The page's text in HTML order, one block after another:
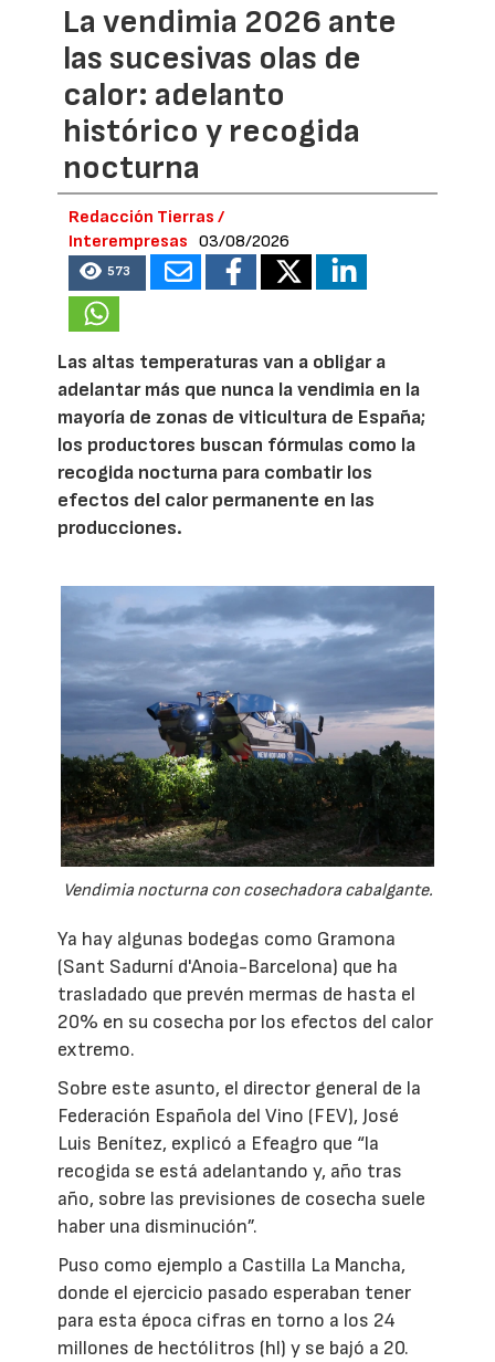
La vendimia 2026 ante
las sucesivas olas de
calor: adelanto
histórico y recogida
nocturna
Redacción Tierras /
Interempresas
03/08/2026
573
Las altas temperaturas van a obligar a
adelantar más que nunca la vendimia en la
mayoría de zonas de viticultura de España;
los productores buscan fórmulas como la
recogida nocturna para combatir los
efectos del calor permanente en las
producciones.
Vendimia nocturna con cosechadora cabalgante.
Ya hay algunas bodegas como Gramona
(Sant Sadurní d'Anoia-Barcelona) que ha
trasladado que prevén mermas de hasta el
20% en su cosecha por los efectos del calor
extremo.
Sobre este asunto, el director general de la
Federación Española del Vino (FEV), José
Luis Benítez, explicó a Efeagro que “la
recogida se está adelantando y, año tras
año, sobre las previsiones de cosecha suele
haber una disminución”.
Puso como ejemplo a Castilla La Mancha,
donde el ejercicio pasado esperaban tener
para esta época cifras en torno a los 24
millones de hectólitros (hl) y se bajó a 20.